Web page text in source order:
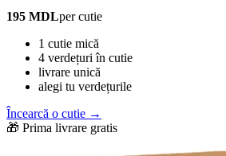
195 MDLper cutie
1 cutie mică
4 verdețuri în cutie
livrare unică
alegi tu verdețurile
Încearcă o cutie →
🎁 Prima livrare gratis